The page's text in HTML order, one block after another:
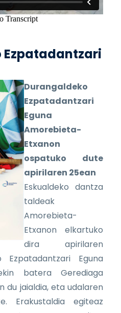
Durangaldeko
Ezpatadantzari
Eguna
Amorebieta-
Etxanon
ospatuko dute
apirilaren 25ean
Eskualdeko dantza
taldeak
Amorebieta-
Etxanon elkartuko
dira apirilaren
Ezpatadantzari Eguna
batera Gerediaga
du jaialdia, eta udalaren
Erakustaldia egiteaz